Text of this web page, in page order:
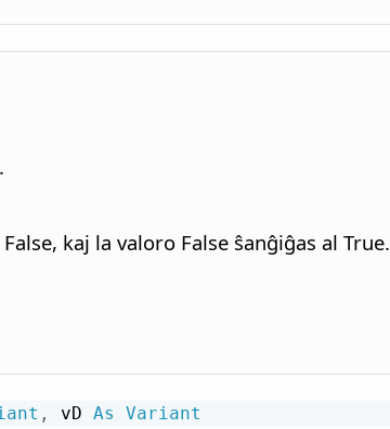
kaj la valoro False ŝanĝiĝas al True.
, vD As
Variant